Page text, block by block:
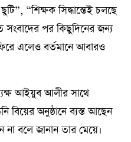
“শিক্ষক সিদ্ধান্তেই চলছে
সংবাদের পর কিছুদিনের জন্য
ফিরে এলেও বর্তমানে আবারও
আইয়ুব আলীর সাথে
অনুষ্ঠানে ব্যস্ত আছেন
বলে জানান তার মেয়ে।